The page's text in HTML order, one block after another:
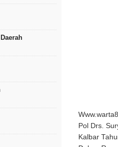
Pol Drs.
Kalbar